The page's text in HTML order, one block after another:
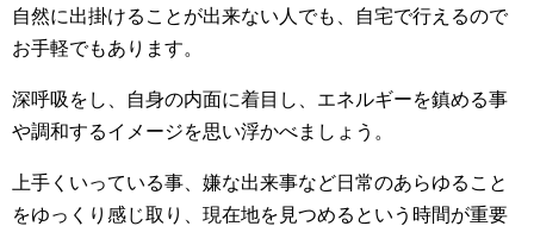
自然に出掛けることが出来ない人でも、自宅で行えるので
お手軽でもあります。
深呼吸をし、自身の内面に着目し、エネルギーを鎮める事
や調和するイメージを思い浮かべましょう。
上手くいっている事、嫌な出来事など日常のあらゆること
をゆっくり感じ取り、現在地を見つめるという時間が重要